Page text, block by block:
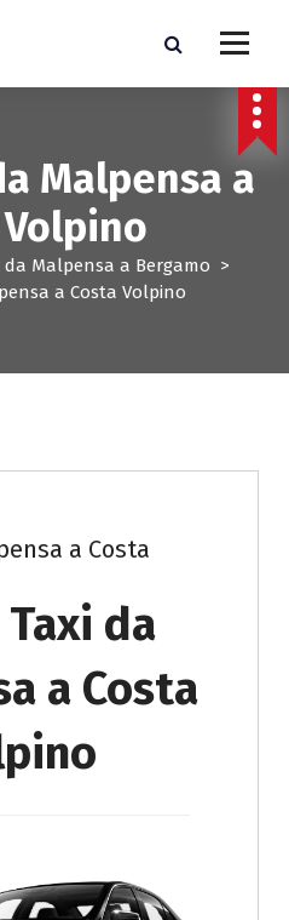
Malpensa a
da Malpensa a Bergamo >
a Costa Volpino
a Costa
da
a Costa